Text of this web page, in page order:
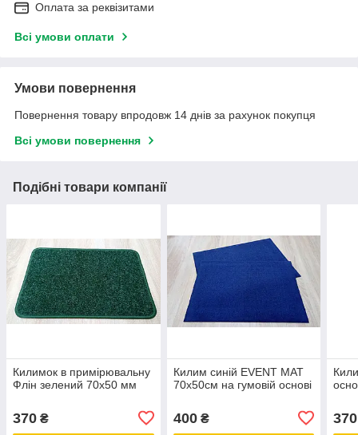
Оплата за реквізитами
Всі умови оплати
Умови повернення
Повернення товару впродовж 14 днів за рахунок покупця
Всі умови повернення
Подібні товари компанії
Килимок в примірювальну
Флін зелений 70х50 мм
370 ₴
Килим синій EVENT MAT
70х50см на гумовій основі
400₴ 370